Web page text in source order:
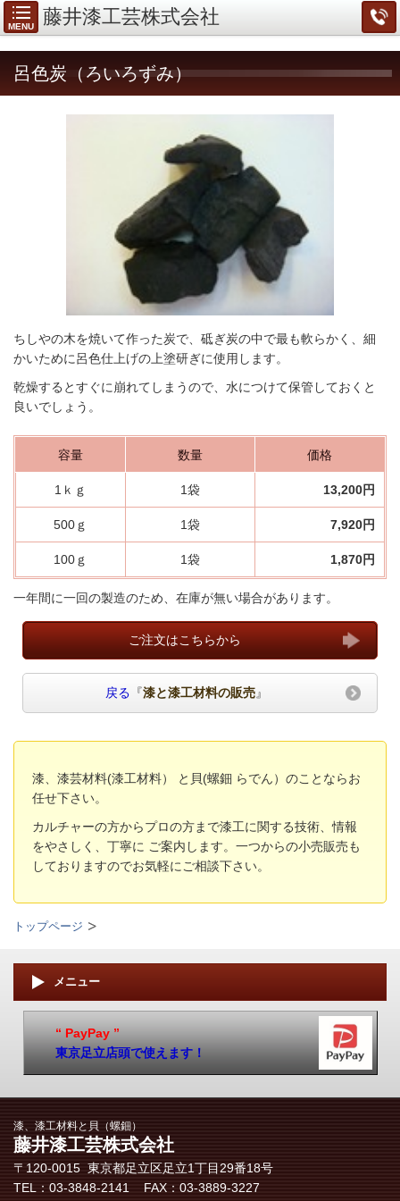
MENU 藤井漆工芸株式会社
呂色炭（ろいろずみ）
ちしやの木を焼いて作った炭で、砥ぎ炭の中で最も軟らかく、細
かいために呂色仕上げの上塗研ぎに使用します。
乾燥するとすぐに崩れてしまうので、水につけて保管しておくと
良いでしょう。
容量 数量 価格
1ｋｇ 1袋 13,200円
500ｇ 1袋 7,920円
100ｇ 1袋 1,870円
一年間に一回の製造のため、在庫が無い場合があります。
ご注文はこちらから
戻る 『漆と漆工材料の販売』
漆、漆芸材料(漆工材料） と貝(螺鈿 らでん）のことならお
任せ下さい。
カルチャーの方からプロの方まで漆工に関する技術、情報
をやさしく、丁寧に ご案内します。 一つからの小売販売も
しておりますのでお気軽にご相談下さい。
トップページ
メニュー
“ PayPay ”
東京足立店頭で使えます！
漆、漆工材料と貝（螺鈿）
藤井漆工芸株式会社
〒120-0015 東京都足立区​足立1丁目29番18号
TEL：03-3848-2141 FAX：03-3889-3227